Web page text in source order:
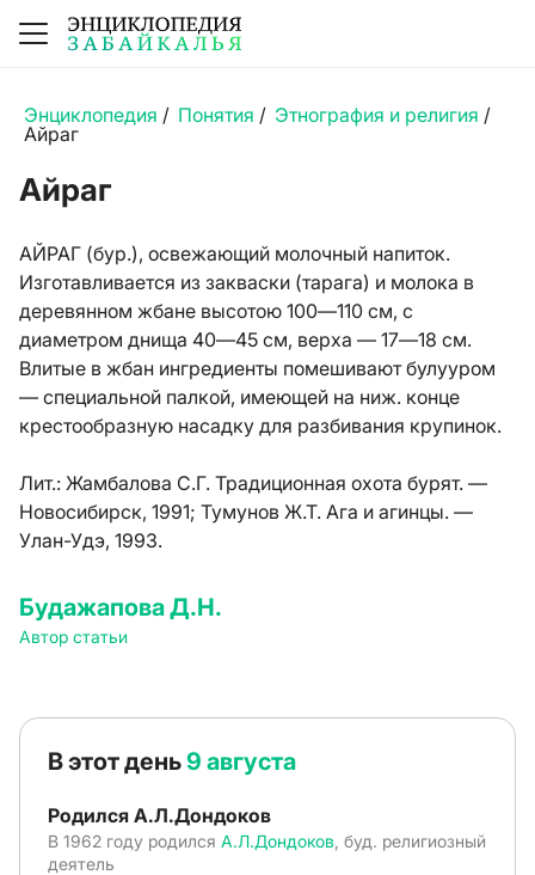
Энциклопедия / Понятия / Этнография и религия /
Айраг
Айраг
АЙРАГ (бур.), освежающий молочный напиток.
Изготавливается из закваски (тарага) и молока в
деревянном жбане высотою 100—110 см, с
диаметром днища 40—45 см, верха — 17—18 см.
Влитые в жбан ингредиенты помешивают булууром
— специальной палкой, имеющей на ниж. конце
крестообразную насадку для разбивания крупинок.
Лит.: Жамбалова С.Г. Традиционная охота бурят. —
Новосибирск, 1991; Тумунов Ж.Т. Ага и агинцы. —
Улан-Удэ, 1993.
Будажапова Д.Н.
Автор статьи
В этот день9 августа
Родился А.Л.Дондоков
В 1962 году родился А.Л.Дондоков , буд. религиозный
деятель